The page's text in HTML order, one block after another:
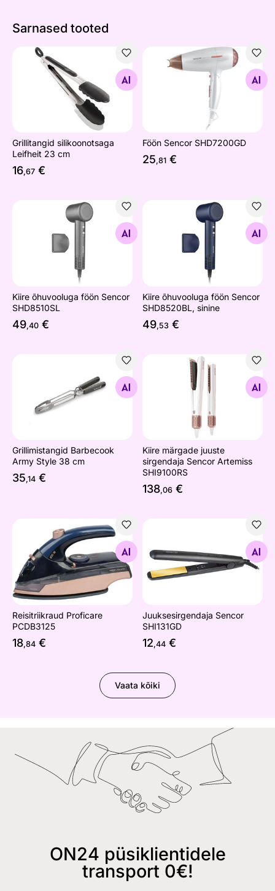
Sarnased tooted
Grillitangid silikoonotsaga Leifheit 23 cm
Otsi sarnaseid
Grillitangid silikoonotsaga
Leifheit 23 cm
16,67 €
Föön Sencor SHD7200GD
Otsi sarnaseid
Föön Sencor SHD7200GD
25,81 €
Kiire õhuvooluga föön Sencor SHD8510SL
Otsi sarnaseid
Kiire õhuvooluga föön Sencor
SHD8510SL
49,40 €
Kiire õhuvooluga föön
Otsi sarnaseid
Kiire õhuvooluga föön Sencor
SHD8520BL, sinine
49,53 €
Grillimistangid Barbecook Army Style 38 cm
Otsi sarnaseid
Grillimistangid Barbecook
Army Style 38 cm
35,14 €
Kiire märgade juuste
Otsi sarnaseid
Kiire märgade juuste
sirgendaja Sencor Artemiss
SHI9100RS
138,06 €
Reisitriikraud Proficare PCDB3125
Otsi sarnaseid
Reisitriikraud Proficare
PCDB3125
18,84 €
Juuksesirgendaja Sencor
Otsi sarnaseid
Juuksesirgendaja Sencor
SHI131GD
12,44 €
Vaata kõiki
ON24 püsiklientidele
transport 0€!